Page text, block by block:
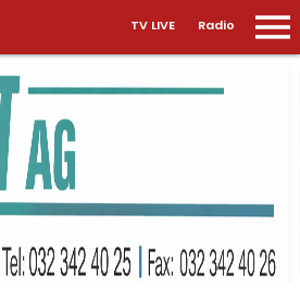
TV LIVE Radio